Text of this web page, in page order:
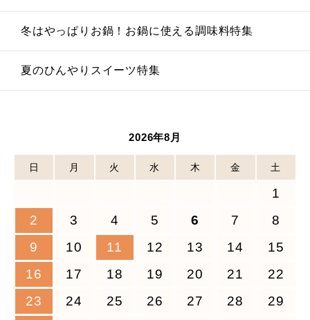
冬はやっぱりお鍋！お鍋に使える調味料特集
夏のひんやりスイーツ特集
2026年8月
日 月 火 水 木 金 土
1
2
3 4 5 6 7
8
9
10 11 12 13 14
15
16
17 18 19 20 21
22
23
24 25 26 27 28
29